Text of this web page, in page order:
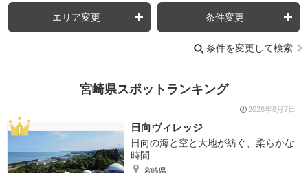
エリア変更 条件変更
条件を変更して検索
宮崎県スポットランキング
2026年8月7日
日向ヴィレッジ
日向の海と空と大地が紡ぐ、柔らかな
時間
宮崎県